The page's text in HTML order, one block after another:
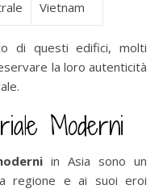
Vietnam
di questi edifici, molti
la loro autenticità
Moderni
in Asia sono un
regione e ai suoi eroi